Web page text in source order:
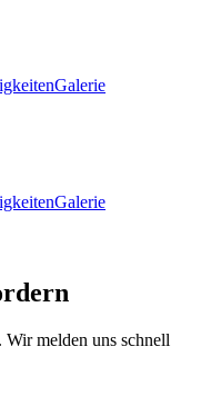
Galerie
Galerie
melden uns schnell